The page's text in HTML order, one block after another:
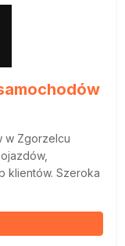
w Zgorzelcu
klientów. Szeroka